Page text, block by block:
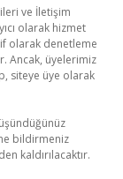
ve İletişim
olarak hizmet
olarak denetleme
Ancak, üyelerimiz
siteye üye olarak
bildirmeniz
kaldırılacaktır.